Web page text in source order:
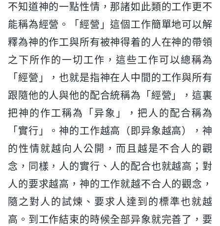
不知道神的一點性情，那諸如此類的工作更不
能稱為經營。「經營」這個工作簡單地可以解
釋為神的作工與所有被神得着的人在神的帶領
之下所作的一切工作，這些工作可以總稱為
「經營」，也就是指神在人中間的工作與所有
跟隨他的人與他的配合統稱為「經營」，這裏
把神的作工稱為「异象」，把人的配合稱為
「實行」。神的工作越高（即异象越高），神
的性情就越向人公開，而且越是不合人的觀
念，同樣，人的實行、人的配合也就越高；對
人的要求越高，神的工作就越不合人的觀念，
隨之對人的試煉、要求人達到的標準也就越
高。到工作結束的時候全部异象就完善了，要